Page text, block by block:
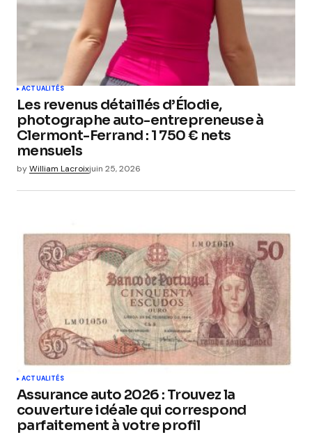
ACTUALITÉS
Les revenus détaillés d’Élodie,
photographe auto-entrepreneuse à
Clermont-Ferrand : 1 750 € nets
mensuels
byWilliam Lacroixjuin 25, 2026
ACTUALITÉS
Assurance auto 2026 : Trouvez la
couverture idéale qui correspond
parfaitement à votre profil